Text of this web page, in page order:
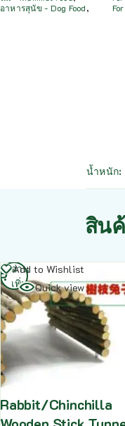
อาหารสุนัข - Dog Food,
น้ำหนัก
สิน
Add to Wishlist
Quick view
Rabbit/Chinchilla
อ่าน
เพิ่ม